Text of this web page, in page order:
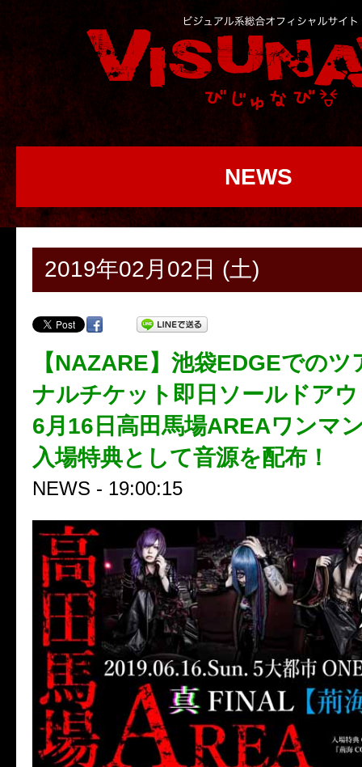
NEWS
2019年02月02日 (土)
【NAZARE】池袋EDGEでの
ナルチケット即日ソールドア
6月16日高田馬場AREAワンマ
入場特典として音源を配布！
NEWS - 19:00:15